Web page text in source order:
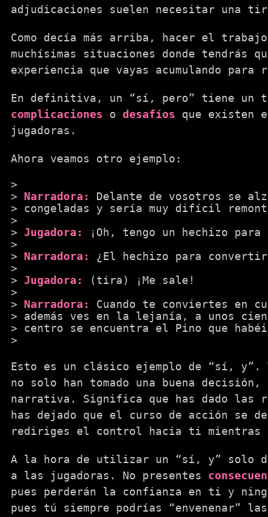
adjudicaciones suelen necesitar una
Como decía más arriba, hacer el
muchísimas situaciones donde tendrás
experiencia que vayas acumulando
En definitiva, un “sí, pero” tiene un
complicaciones o desafíos que existen
jugadoras.
Ahora veamos otro ejemplo:
Narradora:
Delante de vosotros se
congeladas y sería muy difícil
Jugadora:
¡Oh, tengo un hechizo
Narradora:
¿El hechizo para
Jugadora:
(tira) ¡Me sale!
Narradora:
Cuando te conviertes en
además ves en la lejanía, a unos
centro se encuentra el Pino que
Esto es un clásico ejemplo de “sí, y”.
no solo han tomado una buena
narrativa. Significa que has dado las
has dejado que el curso de acción se
rediriges el control hacia ti mientras
A la hora de utilizar un “sí, y” solo
a las jugadoras. No presentes
pues perderán la confianza en ti y
pues tú siempre podrías “envenenar”